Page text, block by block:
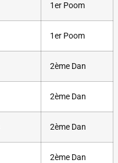
1er Poom
1er Poom
2ème Dan
2ème Dan
2ème Dan
2ème Dan